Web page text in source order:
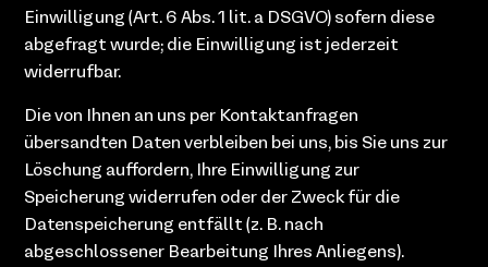
Einwilligung (Art. 6 Abs. 1 lit. a DSGVO) sofern diese
abgefragt wurde; die Einwilligung ist jederzeit
widerrufbar.
Die von Ihnen an uns per Kontaktanfragen
übersandten Daten verbleiben bei uns, bis Sie uns zur
Löschung auffordern, Ihre Einwilligung zur
Speicherung widerrufen oder der Zweck für die
Datenspeicherung entfällt (z. B. nach
abgeschlossener Bearbeitung Ihres Anliegens).